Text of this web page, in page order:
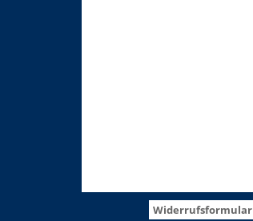
Widerrufsformular